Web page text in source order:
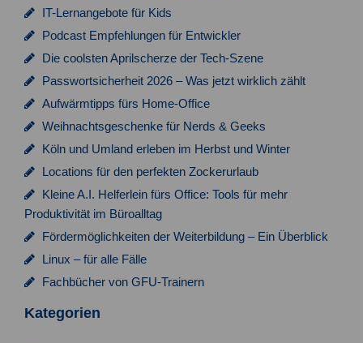
IT-Lernangebote für Kids
Podcast Empfehlungen für Entwickler
Die coolsten Aprilscherze der Tech-Szene
Passwortsicherheit 2026 – Was jetzt wirklich zählt
Aufwärmtipps fürs Home-Office
Weihnachtsgeschenke für Nerds & Geeks
Köln und Umland erleben im Herbst und Winter
Locations für den perfekten Zockerurlaub
Kleine A.I. Helferlein fürs Office: Tools für mehr
Produktivität im Büroalltag
Fördermöglichkeiten der Weiterbildung – Ein Überblick
Linux – für alle Fälle
Fachbücher von GFU-Trainern
Kategorien